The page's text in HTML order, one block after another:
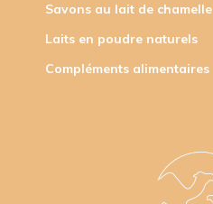
Savons au lait de chamelle
Laits en poudre naturels
Compléments alimentaires